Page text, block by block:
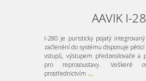
AAVIK I-
I-280 je puristicky pojatý
začlenění do systému disponuje
vstupů, výstupem předzesilovače a
pro reprosoustavy. Veškeré
prostřednictvím ...